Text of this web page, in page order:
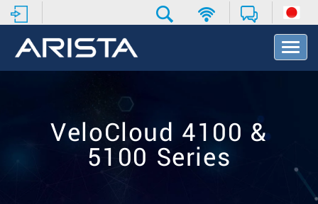
T
o
VeloCloud 4100 &
5100 Series